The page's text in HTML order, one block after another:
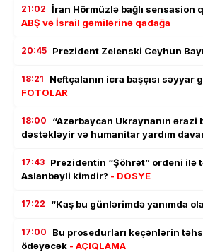
21:02 İran Hörmüzlə bağlı sensasion
ABŞ və İsrail gəmilərinə qadağa
20:45 Prezident Zelenski Ceyhun
18:21 Neftçalanın icra başçısı səyyar
FOTOLAR
18:00
“Azərbaycan Ukraynanın ərazi
dəstəkləyir və humanitar yardım
17:43 Prezidentin “Şöhrət” ordeni ilə
Aslanbəyli kimdir? - DOSYE
17:22 “Kaş bu günlərimdə yanımda
17:00
Bu prosedurları keçənlərin
ödəyəcək - AÇIQLAMA